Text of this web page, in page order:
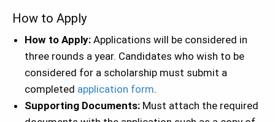
How to Apply
How to Apply: Applications will be considered in
three rounds a year. Candidates who wish to be
considered for a scholarship must submit a
completed application form.
Supporting Documents: Must attach the required